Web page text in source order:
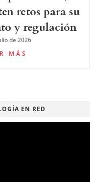
retos para su
y regulación
de 2026
MÁS
EN RED